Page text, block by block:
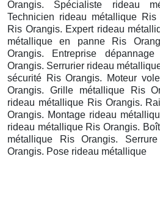
Orangis. Spécialiste rideau
Technicien rideau métallique
Ris Orangis. Expert rideau
métallique en panne Ris
Orangis. Entreprise
Orangis. Serrurier rideau
sécurité Ris Orangis. Moteur
Orangis. Grille métallique Ris
rideau métallique Ris Orangis.
Orangis. Montage rideau
rideau métallique Ris Orangis.
métallique Ris Orangis.
Orangis. Pose rideau métallique